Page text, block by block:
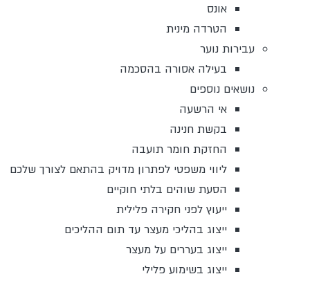
אונס
הטרדה מינית
עבירות נוער
בעילה אסורה בהסכמה
נושאים נוספים
אי הרשעה
בקשת חנינה
החזקת חומר תועבה
ליווי משפטי לפתרון מדויק בהתאם לצורך שלכם
הסעת שוהים בלתי חוקיים
ייעוץ לפני חקירה פלילית
ייצוג בהליכי מעצר עד תום ההליכים
ייצוג בעררים על מעצר
ייצוג בשימוע פלילי